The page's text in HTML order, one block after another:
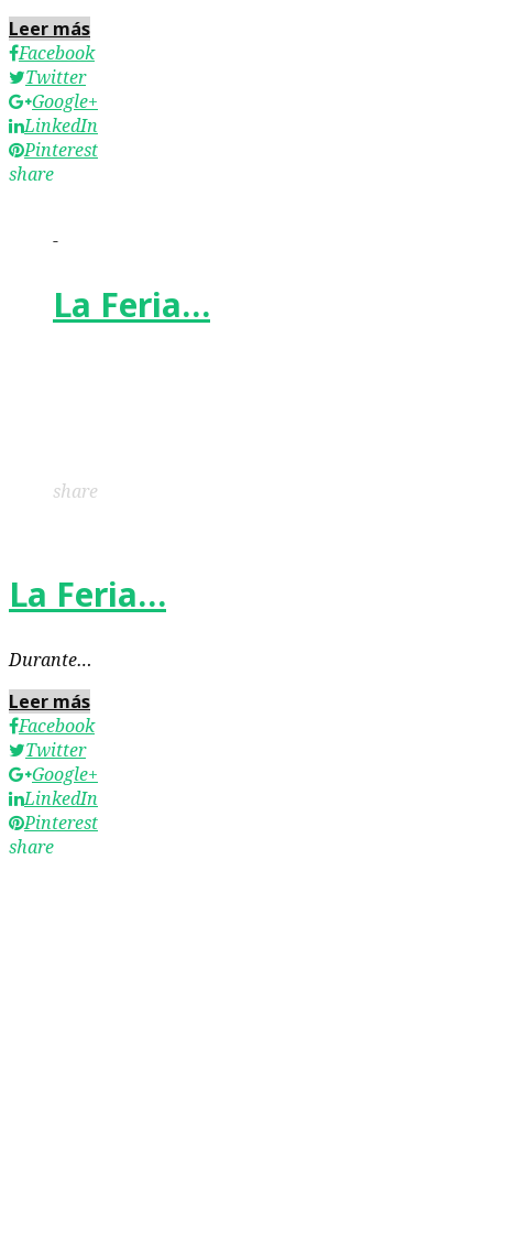
Leer más
Facebook
Twitter
Google+
LinkedIn
Pinterest
share
-
La Feria…
share
La Feria…
Durante…
Leer más
Facebook
Twitter
Google+
LinkedIn
Pinterest
share